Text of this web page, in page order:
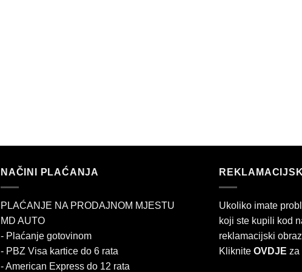
NAČINI PLAĆANJA
PLAĆANJE NA PRODAJNOM MJESTU
MD AUTO
- Plaćanje gotovinom
- PBZ Visa kartice do 6 rata
- American Express do 12 rata
Ukoliko imate
koji ste kupili kod
reklamacijski
Kliknite OVDJE za